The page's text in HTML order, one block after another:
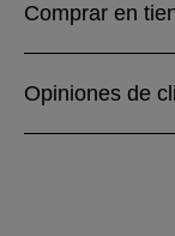
Comprar en
Opiniones de